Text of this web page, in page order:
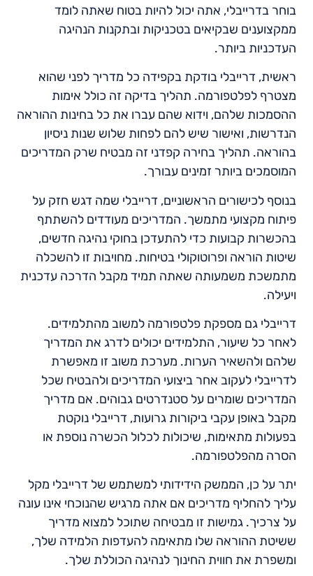
בוחר בדרייבלי, אתה יכול להיות בטוח שאתה לומד
ממקצוענים שבקיאים בטכניקות ובתקנות הנהיגה
העדכניות ביותר.
ראשית, דרייבלי בודקת בקפידה כל מדריך לפני שהוא
מצטרף לפלטפורמה. תהליך בדיקה זה כולל אימות
ההסמכות שלהם, וידוא שהם עברו את כל בחינות ההוראה
הנדרשות, ואישור שיש להם לפחות שלוש שנות ניסיון
בהוראה. תהליך בחירה קפדני זה מבטיח שרק המדריכים
המוסמכים ביותר זמינים עבורך.
בנוסף לכישורים הראשוניים, דרייבלי שמה דגש חזק על
פיתוח מקצועי מתמשך. המדריכים מעודדים להשתתף
בהכשרות קבועות כדי להתעדכן בחוקי נהיגה חדשים,
שיטות הוראה ופרוטוקולי בטיחות. מחויבות זו להשכלה
מתמשכת משמעותה שאתה תמיד מקבל הדרכה עדכנית
ויעילה.
דרייבלי גם מספקת פלטפורמה למשוב מהתלמידים.
לאחר כל שיעור, התלמידים יכולים לדרג את המדריך
שלהם ולהשאיר הערות. מערכת משוב זו מאפשרת
לדרייבלי לעקוב אחר ביצועי המדריכים ולהבטיח שכל
המדריכים שומרים על סטנדרטים גבוהים. אם מדריך
מקבל באופן עקבי ביקורות גרועות, דרייבלי נוקטת
בפעולות מתאימות, שיכולות לכלול הכשרה נוספת או
הסרה מהפלטפורמה.
יתר על כן, הממשק הידידותי למשתמש של דרייבלי מקל
עליך להחליף מדריכים אם אתה מרגיש שהנוכחי אינו עונה
על צרכיך. גמישות זו מבטיחה שתוכל למצוא מדריך
ששיטת ההוראה שלו מתאימה להעדפות הלמידה שלך,
ומשפרת את חווית החינוך לנהיגה הכוללת שלך.